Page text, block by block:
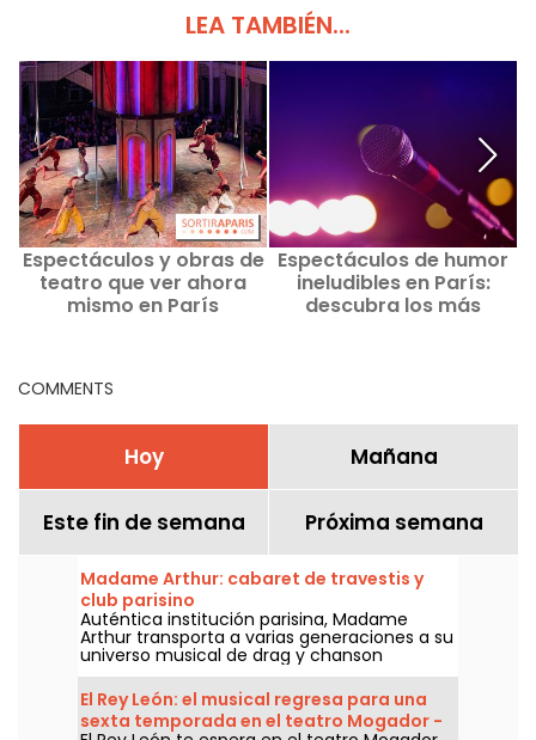
LEA TAMBIÉN...
Espectáculos y obras de
teatro que ver ahora
mismo en París
Espectáculos de humor
ineludibles en París:
descubra los más
COMMENTS
Hoy Mañana
Este fin de semana Próxima semana
Madame Arthur: cabaret de travestis y
club parisino
Auténtica institución parisina, Madame
Arthur transporta a varias generaciones a su
universo musical de drag y chanson
francesa.
El Rey León: el musical regresa para una
sexta temporada en el teatro Mogador -